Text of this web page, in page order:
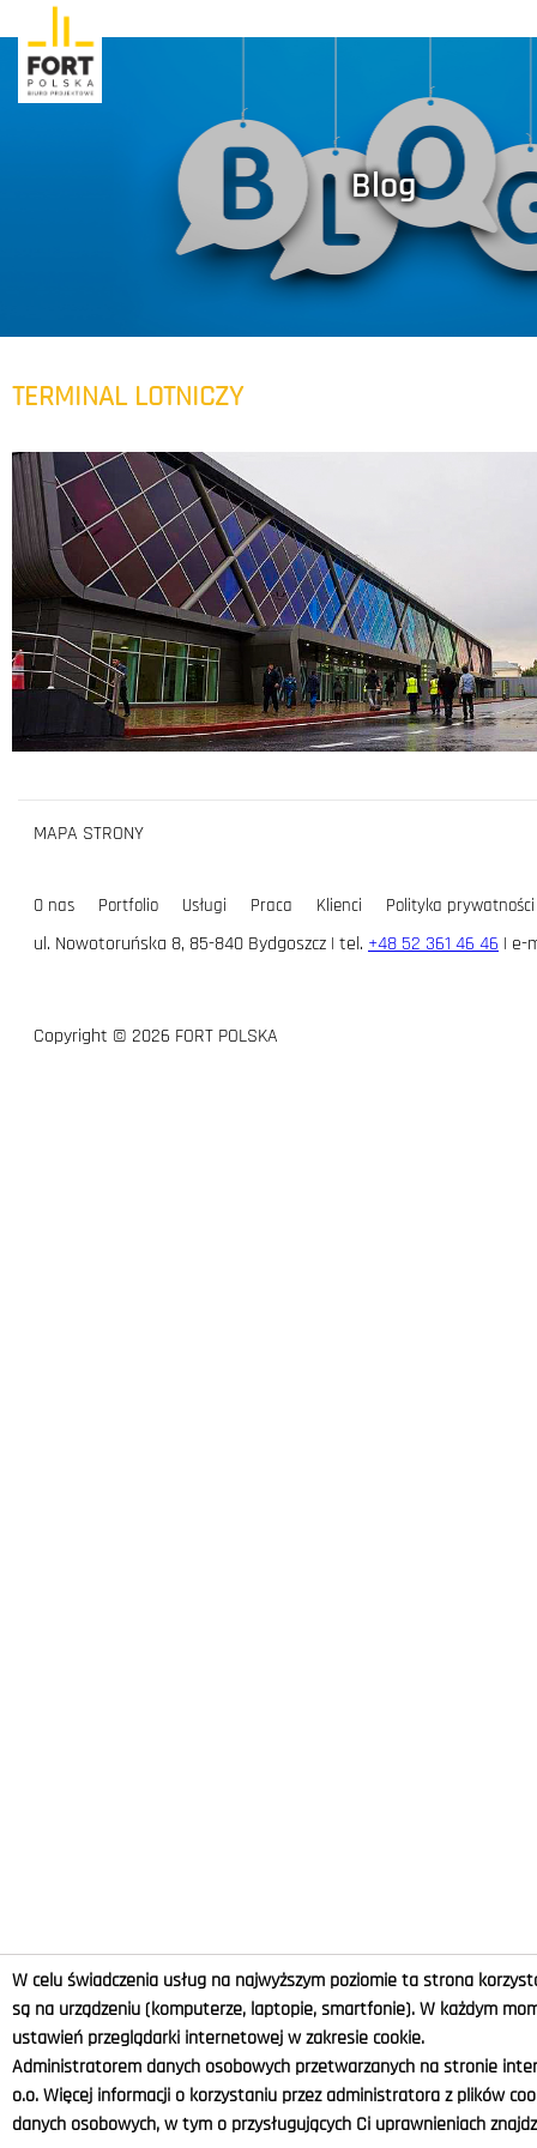
Blog
TERMINAL LOTNICZY
MAPA STRONY
O nas Portfolio Usługi Praca Klienci
Polityka prywatności
ul. Nowotoruńska 8, 85-840 Bydgoszcz | tel. +48 52 361 46 46 | e-
Copyright © 2026 FORT POLSKA
W celu świadczenia usług na najwyższym poziomie ta strona
są na urządzeniu (komputerze, laptopie, smartfonie). W każdym
ustawień przeglądarki internetowej w zakresie cookie.
Administratorem danych osobowych przetwarzanych na stronie
o.o. Więcej informacji o korzystaniu przez administratora z plików
danych osobowych, w tym o przysługujących Ci uprawnieniach